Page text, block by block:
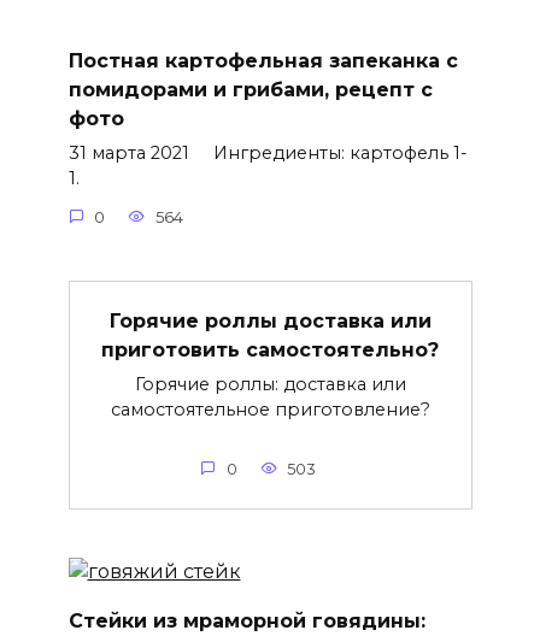
Постная картофельная запеканка с
помидорами и грибами, рецепт с
фото
31 марта 2021 Ингредиенты: картофель 1-
1.
0 564
Горячие роллы доставка или
приготовить самостоятельно?
Горячие роллы: доставка или
самостоятельное приготовление?
0 503
Стейки из мраморной говядины: